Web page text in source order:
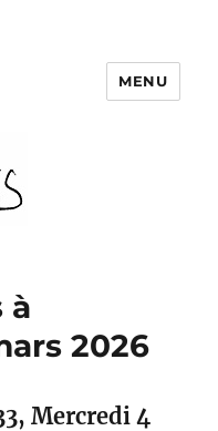
MENU
à
2026
Mercredi 4